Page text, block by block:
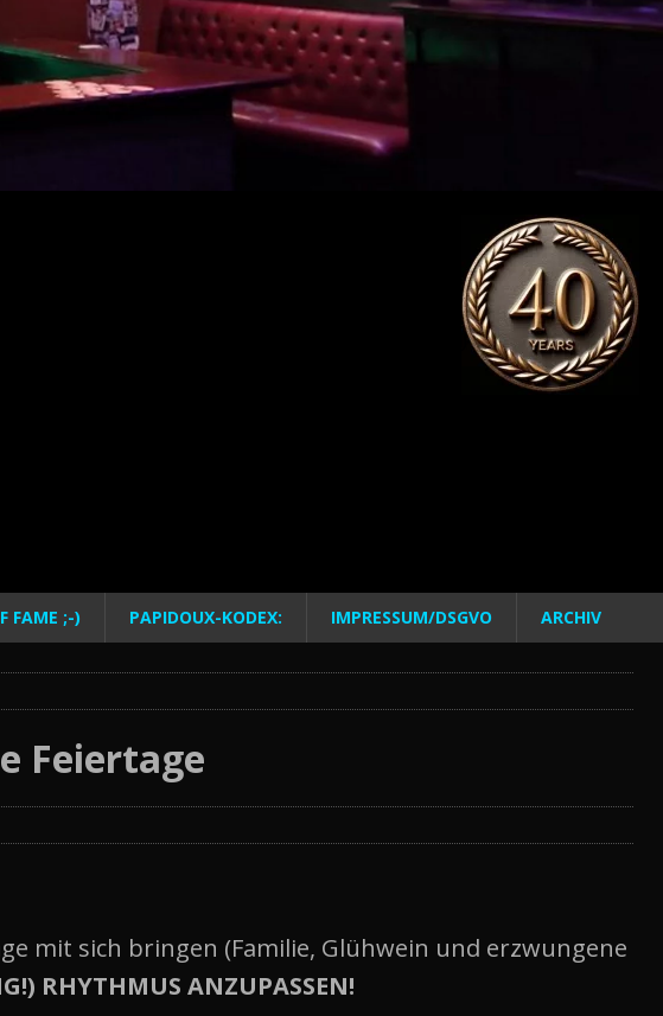
FAME ;-) PAPIDOUX-KODEX: IMPRESSUM/DSGVO ARCHIV
Feiertage
mit sich bringen (Familie, Glühwein und erzwungene
RHYTHMUS ANZUPASSEN!